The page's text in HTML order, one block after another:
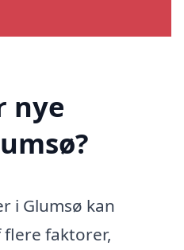
nye
i Glumsø kan
faktorer,